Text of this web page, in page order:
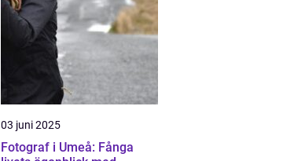
03 juni 2025
Fotograf i Umeå: Fånga